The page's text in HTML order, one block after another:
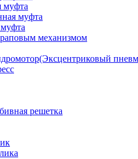
муфта
муфта
механизмом
решетка